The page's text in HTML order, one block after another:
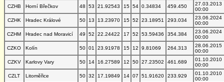
CZHB
Horní Břečkov 48 53 21.92543 15 54 0.34834 459.450
27.03.2013
00:00
CZHK
Hradec Králové 50 13 13.23970 15 52 23.18951 293.034
23.06.2024
00:00
CZHM
Hradec nad Moravicí 49 52 22.24422 17 52 53.59436 354.384
23.06.2024
00:00
CZKO
Kolín 50 01 23.91978 15 12 9.81069 264.313
28.06.2015
00:00
CZKV
Karlovy Vary 50 14 16.27589 12 50 27.23502 461.689
01.10.2010
00:00
CZLT
Litoměřice 50 32 17.19849 14 07 51.91620 233.929
01.10.2010
00:00